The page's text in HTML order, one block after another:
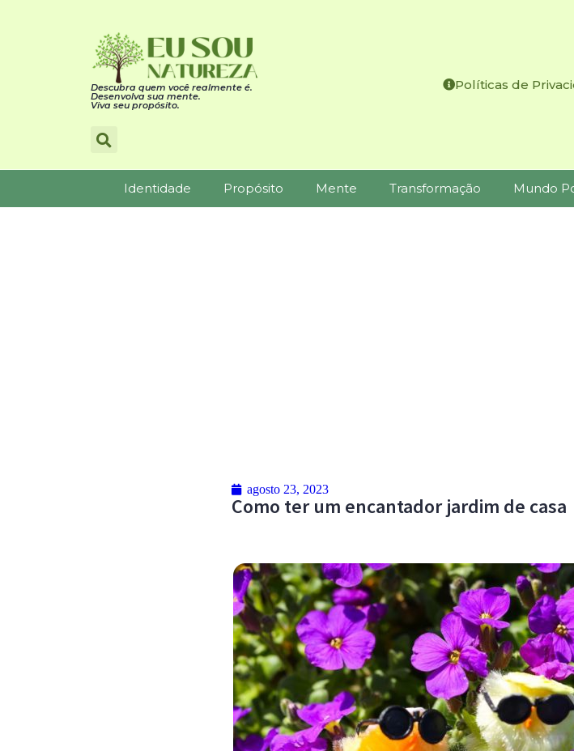
Descubra quem você realmente é.
Desenvolva sua mente.
Viva seu propósito.
Políticas de
Identidade Propósito Mente Transformação Mundo
agosto 23, 2023
Como ter um encantador jardim de casa